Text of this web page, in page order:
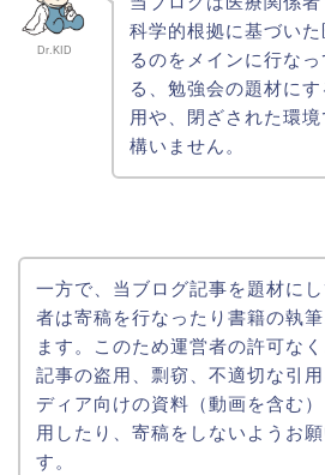
Dr.KID
科学的根拠に基づい
るのをメインに行な
る、勉強会の題材に
用や、閉ざされた環
構いません。
一方で、当ブログ記事を題材に
者は寄稿を行なったり書籍の執
ます。このため運営者の許可な
記事の盗用、剽窃、不適切な引用
ディア向けの資料（動画を含む
用したり、寄稿をしないようお願
す。